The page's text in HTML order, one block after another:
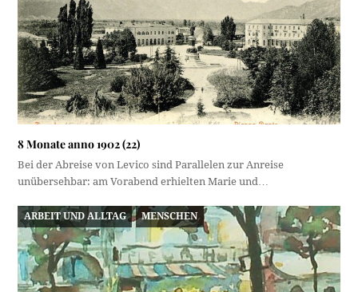
8 Monate anno 1902 (22)
Bei der Abreise von Levico sind Parallelen zur Anreise
unübersehbar: am Vorabend erhielten Marie und…
ARBEIT UND ALLTAG MENSCHEN